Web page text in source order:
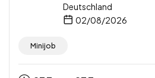
Deutschland
02/08/2026
Minijob